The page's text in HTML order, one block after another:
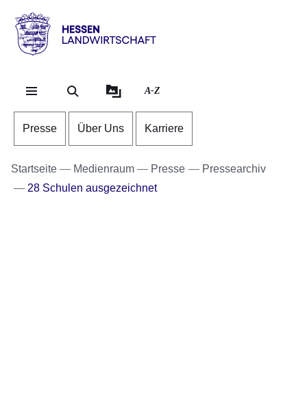
Hessen
Landwirtschaft
A-Z
Presse Über Uns Karriere
Startseite Medienraum Presse
Pressearchiv
28 Schulen ausgezeichnet